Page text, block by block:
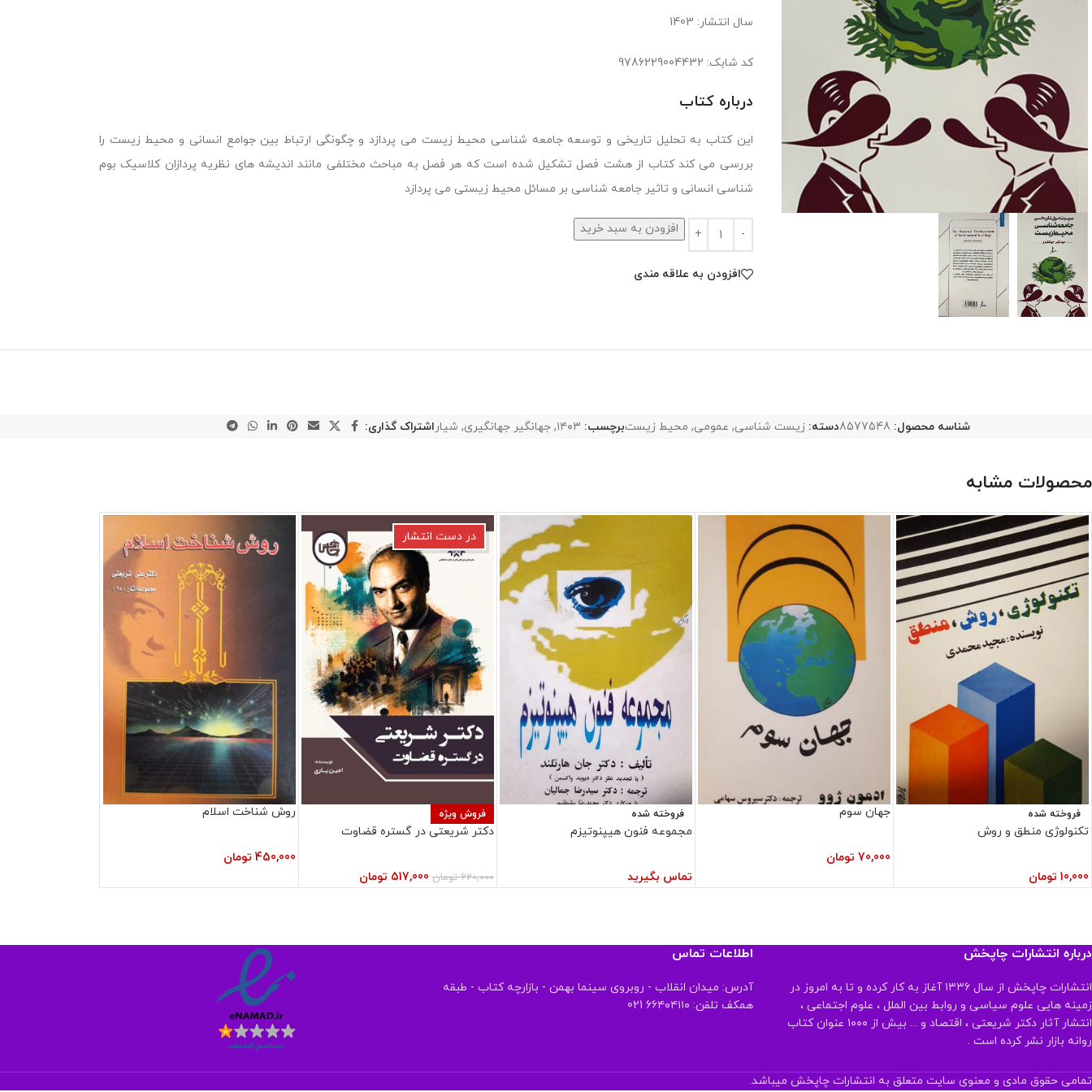
سال انتشار: 1403
کد شابک: 9786229004432
درباره کتاب
این کتاب به تحلیل تاریخی و توسعه جامعه شناسی محیط زیست می پردازد و چگونگی ارتباط بین جوامع انسانی و محیط زیست را
بررسی می کند کتاب از هشت فصل تشکیل شده است که هر فصل به مباحث مختلفی مانند اندیشه های نظریه پردازان کلاسیک بوم
شناسی انسانی و تاثیر جامعه شناسی بر مسائل محیط زیستی می پردازد
افزودن به سبد خرید
افزودن به علاقه مندی
شناسه محصول: 8577548دسته: زیست شناسی, عمومی, محیط زیستبرچسب: ۱۴۰۳, جهانگیر جهانگیری, شیار اشتراک گذاری:
محصولات مشابه
فروخته شده
تکنولوژی منطق و روش
10,000 تومان
جهان سوم
70,000 تومان
فروخته شده
مجموعه فنون هیپنوتیزم
تماس بگیرید
در دست انتشار
فروش ویژه
دکتر شریعتی در گستره قضاوت
620,000 تومان 517,000 تومان
روش شناخت اسلام
450,000 تومان
درباره انتشارات چاپخش
انتشارات چاپخش از سال ۱۳۳۶ آغاز به کار کرده و تا به امروز در
زمینه هایی علوم سیاسی و روابط بین الملل ، علوم اجتماعی ،
انتشار آثار دکتر شریعتی ، اقتصاد و ... بیش از ۱۰۰۰ عنوان کتاب
روانه بازار نشر کرده است .
اطلاعات تماس
آدرس: میدان انقلاب - روبروی سینما بهمن - بازارچه کتاب - طبقه
همکف تلفن: ۶۶۴۰۴۱۱۰ 021
تمامی حقوق مادی و معنوی سایت متعلق به انتشارات چاپخش میباشد.